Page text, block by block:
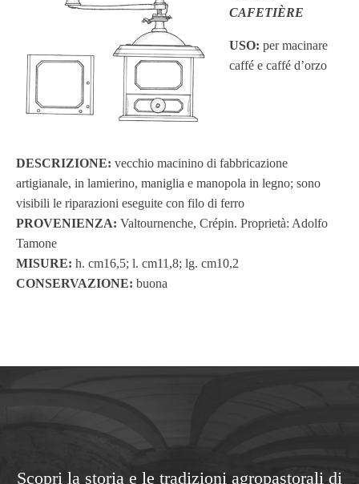
CAFETIÈRE
USO: per macinare
caffé e caffé d’orzo
DESCRIZIONE: vecchio macinino di fabbricazione
artigianale, in lamierino, maniglia e manopola in legno; sono
visibili le riparazioni eseguite con filo di ferro
PROVENIENZA: Valtournenche, Crépin. Proprietà: Adolfo
Tamone
MISURE: h. cm16,5; l. cm11,8; lg. cm10,2
CONSERVAZIONE: buona
Scopri la storia e le tradizioni agropastorali di